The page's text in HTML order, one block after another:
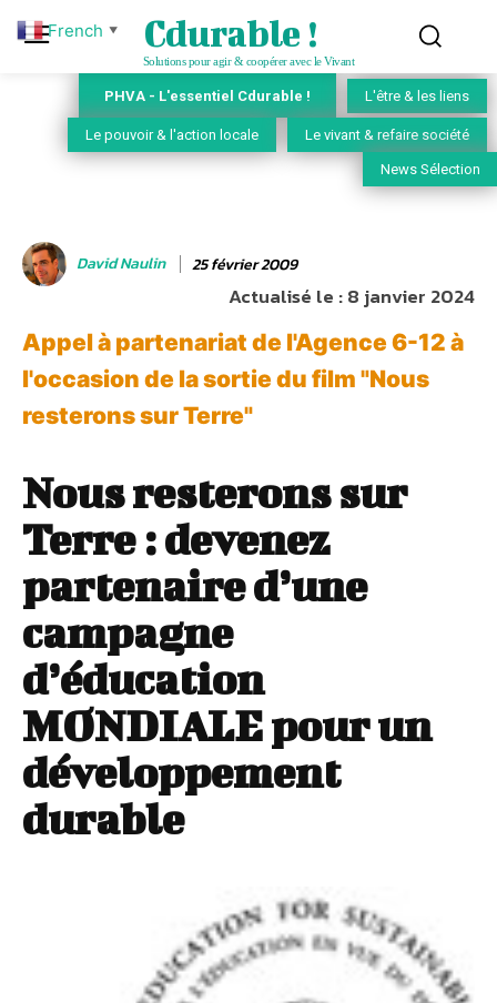
Cdurable !
Solutions pour agir & coopérer avec le Vivant
PHVA - L'essentiel Cdurable ! L'être & les liens
Le pouvoir & l'action locale Le vivant & refaire société
News Sélection
David Naulin 25 février 2009
Actualisé le :8 janvier 2024
Appel à partenariat de l'Agence 6-12 à
l'occasion de la sortie du film "Nous
resterons sur Terre"
Nous resterons sur
Terre : devenez
partenaire d’une
campagne
d’éducation
MONDIALE pour un
développement
durable
French ▼